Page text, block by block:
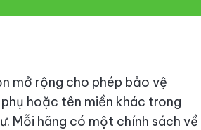
mở rộng cho phép bảo vệ
hoặc tên miền khác trong
Mỗi hãng có một chính sách về